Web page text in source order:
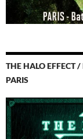
THE HALO EFFECT
PARIS